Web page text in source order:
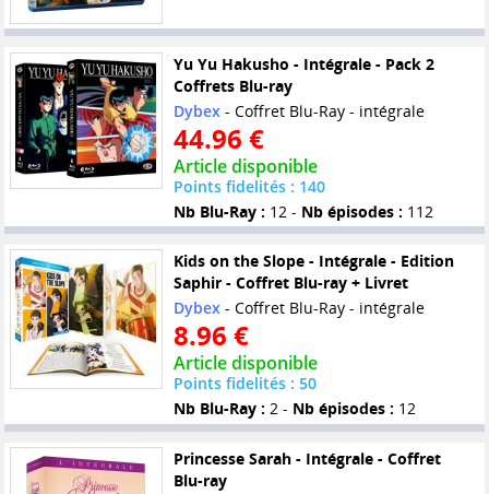
Yu Yu Hakusho - Intégrale - Pack 2
Coffrets Blu-ray
Dybex - Coffret Blu-Ray - intégrale
44.96 €
Article disponible
Points fidelités : 140
Nb Blu-Ray : 12 - Nb épisodes : 112
Kids on the Slope - Intégrale - Edition
Saphir - Coffret Blu-ray + Livret
Dybex- Coffret Blu-Ray - intégrale
8.96 €
Article disponible
Points fidelités : 50
Nb Blu-Ray : 2 - Nb épisodes : 12
Princesse Sarah - Intégrale - Coffret
Blu-ray